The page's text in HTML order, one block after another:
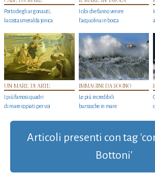
Porto degli argonauti,
la costa smeralda jonica
I cibi che fanno venire
l’acquolina in bocca
UN MARE DI ARTE
I più famosi quadri
di mare copiati per voi
IMMAGINI DA SOGNO
Le più incredibili
burrasche in mare
Articoli presenti con tag
Bottoni'